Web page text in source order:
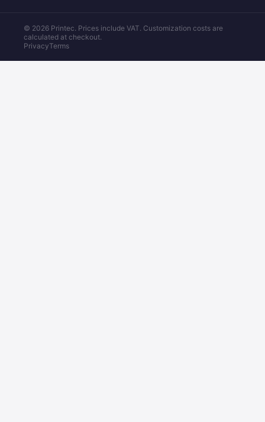
© 2026 Printec. Prices include VAT. Customization costs are
calculated at checkout.
PrivacyTerms